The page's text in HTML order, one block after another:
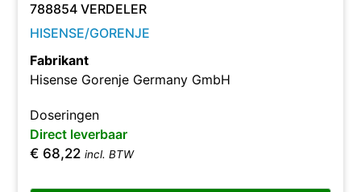
788854 VERDELER
HISENSE/GORENJE
Fabrikant
Hisense Gorenje Germany GmbH
Doseringen
Direct leverbaar
€ 68,22 incl. BTW